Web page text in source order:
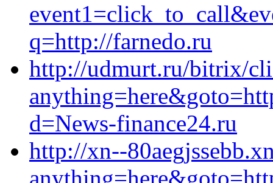
q=http://farnedo.ru
http://udmurt.ru/bitrix/
d=News-finance24.ru
http://xn--